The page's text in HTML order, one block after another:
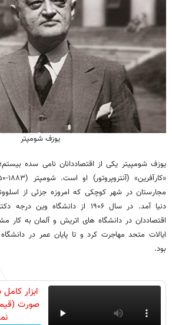
یوزف شومپتر
یوزف شومپیتر یکی از اقتصاددانان نامی سده
مجارستان در شهر کوچکی که امروزه جزئی از
دنیا آمد. در سال ۱۹۰۶ از
ایالات متحد مهاجرت کرد و تا پایان عمر در
بود.
ابزار
صورت